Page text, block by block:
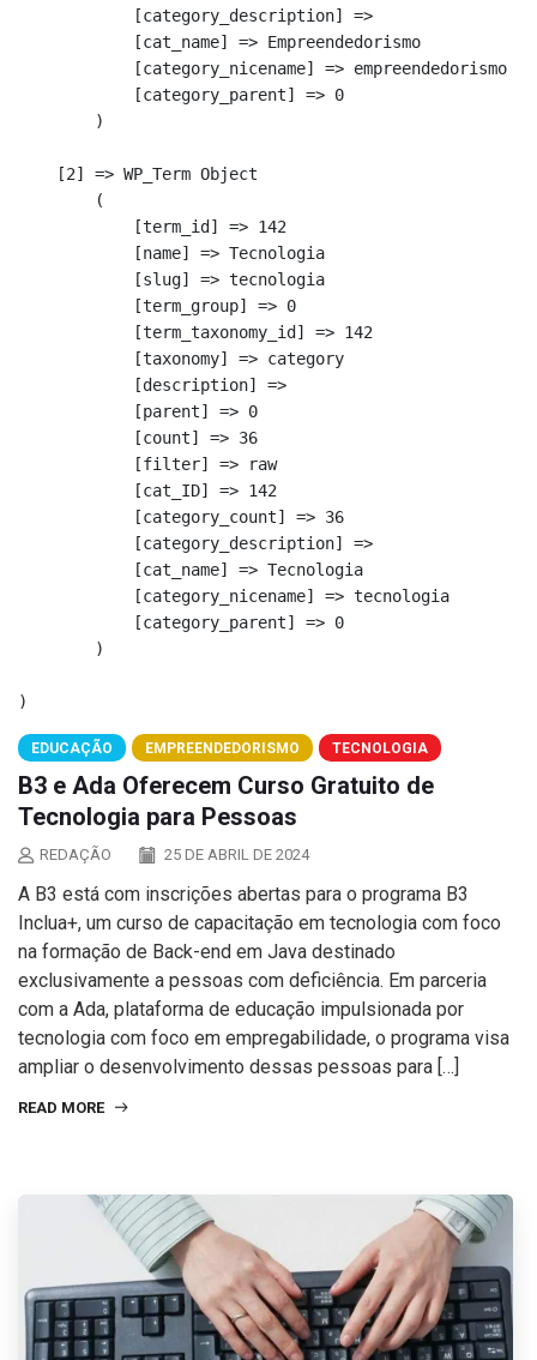
            [category_description] =>
            [cat_name] => Empreendedorismo
            [category_nicename] => empreendedorismo
            [category_parent] => 0
        )
    [2] => WP_Term Object
        (
            [term_id] => 142
            [name] => Tecnologia
            [slug] => tecnologia
            [term_group] => 0
            [term_taxonomy_id] => 142
            [taxonomy] => category
            [description] =>
            [parent] => 0
            [count] => 36
            [filter] => raw
            [cat_ID] => 142
            [category_count] => 36
            [category_description] =>
            [cat_name] => Tecnologia
            [category_nicename] => tecnologia
            [category_parent] => 0
        )
EDUCAÇÃO EMPREENDEDORISMO TECNOLOGIA
B3 e Ada Oferecem Curso Gratuito de
Tecnologia para Pessoas
REDAÇÃO 25 DE ABRIL DE 2024
A B3 está com inscrições abertas para o programa B3
Inclua+, um curso de capacitação em tecnologia com foco
na formação de Back-end em Java destinado
exclusivamente a pessoas com deficiência. Em parceria
com a Ada, plataforma de educação impulsionada por
tecnologia com foco em empregabilidade, o programa visa
ampliar o desenvolvimento dessas pessoas para […]
READ MORE